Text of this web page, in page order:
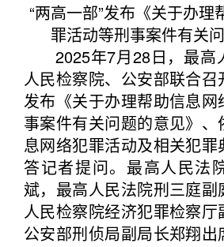
“两高一部”发布《关于办理
罪活动等刑事案件有关
2025年7月28日，最高
人民检察院、公安部联合召
发布《关于办理帮助信息网
事案件有关问题的意见》
息网络犯罪活动及相关犯
答记者提问。最高人民法
斌，最高人民法院刑三庭副
人民检察院经济犯罪检察厅
公安部刑侦局副局长郑翔